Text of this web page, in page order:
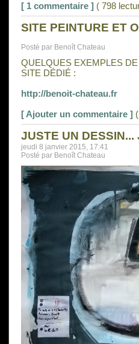
[ 1 commentaire ] ( 798
SITE PEINTURE ET
Posté par Benoît Chateau
QUELQUES EXEMPLES
SITE DÉDIÉ :
http://benoit-chateau.fr
[ Ajouter un commentaire ]
JUSTE UN
jeudi 8 janvier 2015, 17:41
Posté par Benoît Chateau